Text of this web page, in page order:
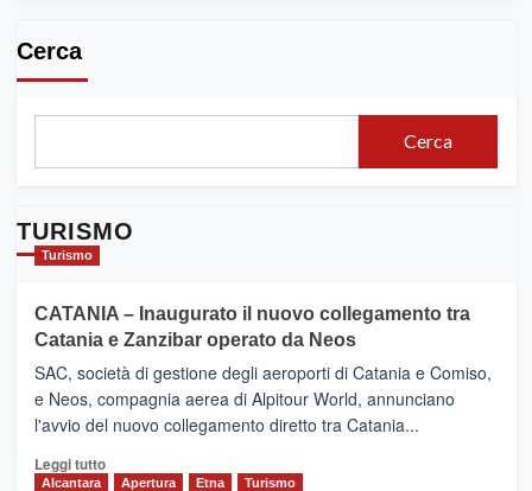
Cerca
Cerca
TURISMO
Turismo
CATANIA – Inaugurato il nuovo collegamento tra
Catania e Zanzibar operato da Neos
SAC, società di gestione degli aeroporti di Catania e Comiso,
e Neos, compagnia aerea di Alpitour World, annunciano
l'avvio del nuovo collegamento diretto tra Catania...
Leggi tuttoLeggi
Alcantara Apertura Etna Turismo